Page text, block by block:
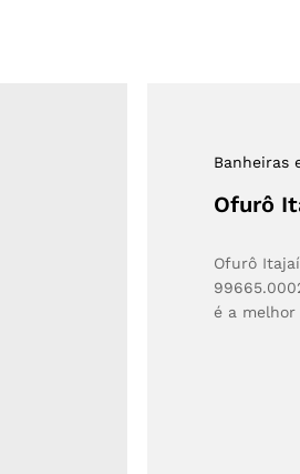
Banheiras
Ofurô
Ofurô
é a